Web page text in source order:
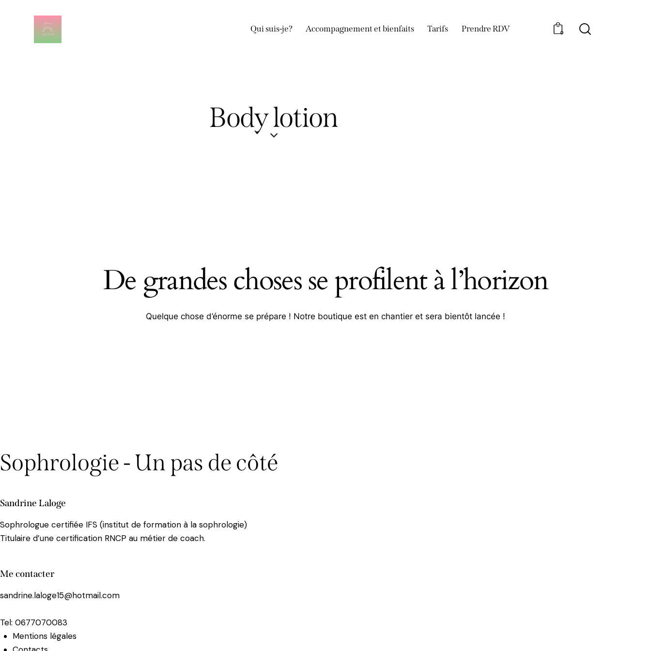
Qui suis-je? Accompagnement et bienfaits Tarifs Prendre RDV 0
Body lotion
De grandes choses se profilent à l’horizon
Quelque chose d’énorme se prépare ! Notre boutique est en chantier et sera bientôt lancée !
Sophrologie - Un pas de côté
Sandrine Laloge
Sophrologue certifiée IFS (institut de formation à la sophrologie)
Titulaire d’une certification RNCP au métier de coach.
Me contacter
sandrine.laloge15@hotmail.com
Tel: 0677070083
Mentions légales